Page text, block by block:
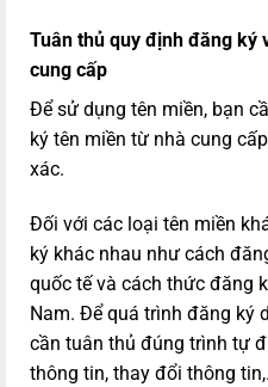
Tuân thủ quy định đăng ký
cung cấp
Để sử dụng tên miền, bạn
ký tên miền từ nhà cung
xác.
Đối với các loại tên miền
ký khác nhau như cách
quốc tế và cách thức đăng
Nam. Để quá trình đăng ký
cần tuân thủ đúng trình tự
thông tin, thay đổi thông